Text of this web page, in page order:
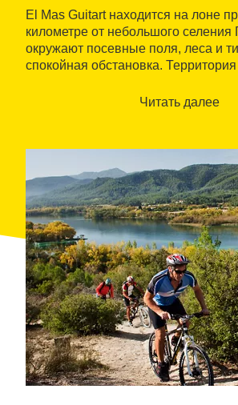
El Mas Guitart находится на лоне
километре от небольшого селения
окружают посевные поля, леса и
спокойная обстановка.
отличаются богатымЧитать далее